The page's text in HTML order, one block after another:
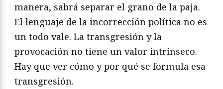
manera, sabrá separar el grano de la paja.
El lenguaje de la incorrección política no es
un todo vale. La transgresión y la
provocación no tiene un valor intrínseco.
Hay que ver cómo y por qué se formula esa
transgresión.